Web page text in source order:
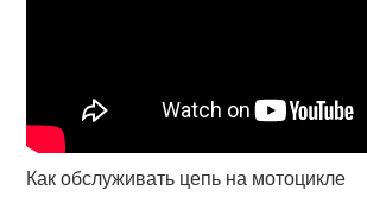
Как обслуживать цепь на мотоцикле